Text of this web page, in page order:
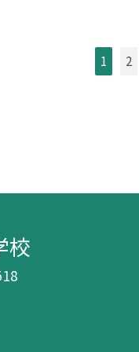
1 2
校